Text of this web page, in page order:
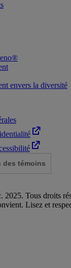
envers la diversité
des témoins
Tous droits
Lisez et